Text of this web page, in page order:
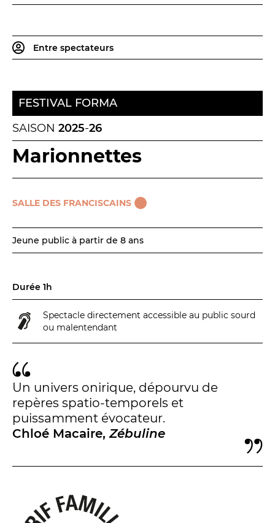
Newsletter
Abonnez-vous en ligne
#tnn06
Entre spectateurs
FESTIVAL FORMA
SAISON 2025-26
Marionnettes
SALLE DES FRANCISCAINS
Jeune public à partir de 8 ans
Durée 1h
Spectacle directement accessible au public sourd
ou malentendant
Un univers onirique, dépourvu de
repères spatio-temporels et
puissamment évocateur.
Chloé Macaire,Zébuline